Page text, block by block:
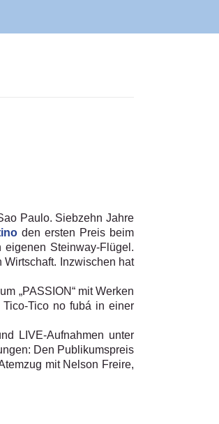
Paulo. Siebzehn Jahre
den ersten Preis beim
Steinway-Flügel.
Inzwischen hat
„PASSION“ mit Werken
Tico no fubá in einer
LIVE-Aufnahmen unter
Den Publikumspreis
mit Nelson Freire,